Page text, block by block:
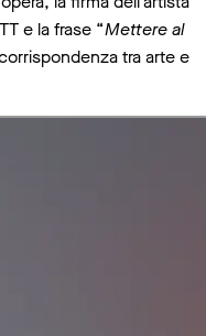
e la frase “Mettere al
tra arte e